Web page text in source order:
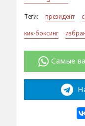
Теги: президент
кик-боксинг
Самые